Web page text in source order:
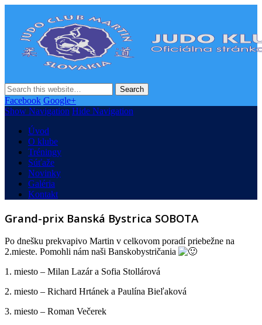
Judo Klub Martin
Oficiálna stránka Judo klubu v Martine
Facebook Google+
Show Navigation Hide Navigation
Úvod
O klube
Tréningy
Súťaže
Novinky
Galéria
Kontakt
Grand-prix Banská Bystrica SOBOTA
Po dnešku prekvapivo Martin v celkovom poradí priebežne na
2.mieste. Pomohli nám naši Banskobystričania
1. miesto – Milan Lazár a Sofia Stollárová
2. miesto – Richard Hrtánek a Paulína Bieľaková
3. miesto – Roman Večerek